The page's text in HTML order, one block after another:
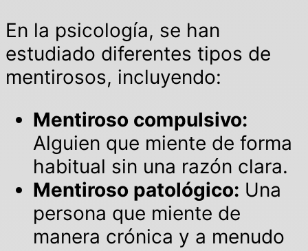
En la psicología, se han
estudiado diferentes tipos de
mentirosos, incluyendo:
Mentiroso compulsivo:
Alguien que miente de forma
habitual sin una razón clara.
Mentiroso patológico: Una
persona que miente de
manera crónica y a menudo